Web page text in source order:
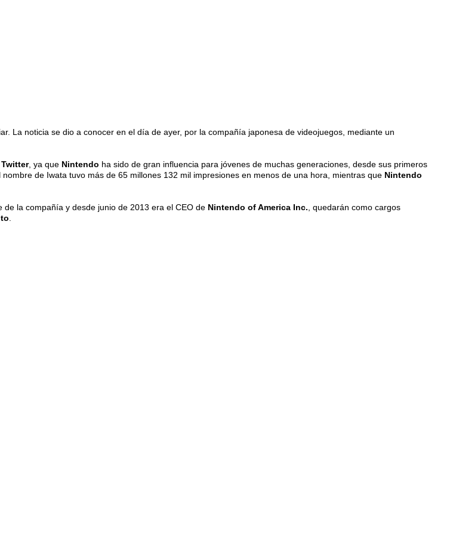
La noticia se dio a conocer en el día de ayer, por la compañía japonesa de videojuegos, mediante un
Twitter, ya que Nintendo ha sido de gran influencia para jóvenes de muchas generaciones, desde sus primeros
de Iwata tuvo más de 65 millones 132 mil impresiones en menos de una hora, mientras que Nintendo
de la compañía y desde junio de 2013 era el CEO de Nintendo of America Inc. , quedarán como cargos